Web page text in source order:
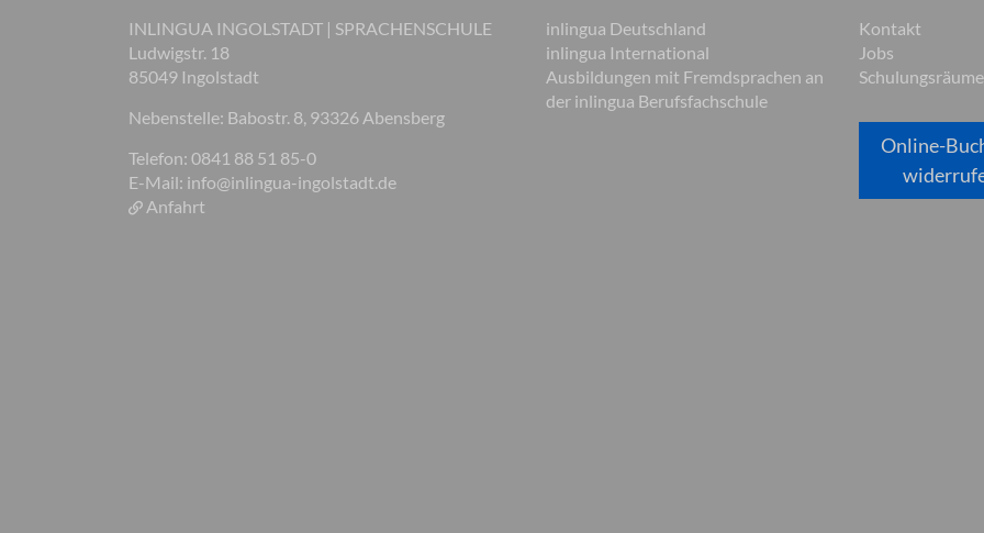
INLINGUA INGOLSTADT | SPRACHENSCHULE
Ludwigstr. 18
85049 Ingolstadt
Nebenstelle: Babostr. 8, 93326 Abensberg
Telefon: 0841 88 51 85-0
E-Mail: info@inlingua-ingolstadt.de
Anfahrt
inlingua Deutschland
inlingua International
Ausbildungen mit Fremdsprachen an
der inlingua Berufsfachschule
Kontakt
Jobs
Online-